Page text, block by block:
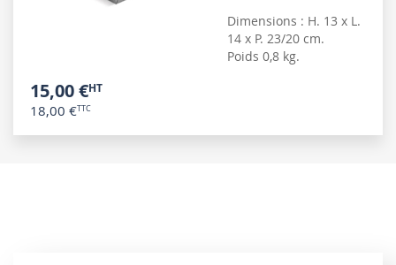
Dimensions : H. 13 x L.
14 x P. 23/20 cm.
Poids 0,8 kg.
15,00 €
18,00 €